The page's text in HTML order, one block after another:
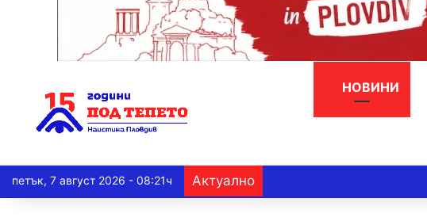
НОВИНИ
петък, 7 август 2026 - 08:21ч Актуално